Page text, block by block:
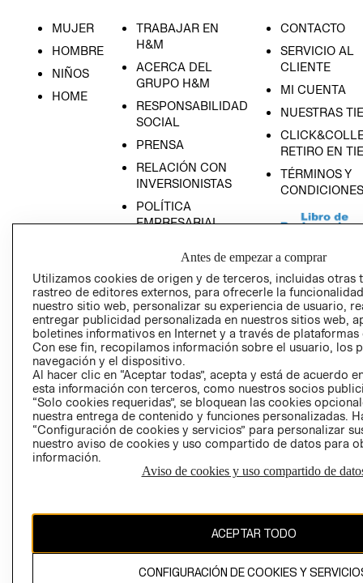
MUJER
HOMBRE
NIÑOS
HOME
TRABAJAR EN
H&M
ACERCA DEL
GRUPO H&M
RESPONSABILIDAD
SOCIAL
PRENSA
RELACIÓN CON
INVERSIONISTAS
POLÍTICA
EMPRESARIAL
CONTACTO
SERVICIO AL
CLIENTE
MI CUENTA
NUESTRAS
RETIRO EN
TÉRMINOS Y
CONDICIONES
AVISO DE
PRIVACIDAD
GIFT CARD
El contenido de esta página web está protegido por copyright y es
Antes de empezar a comprar
Utilizamos cookies de origen y de terceros, incluidas otras
rastreo de editores externos, para ofrecerle la
nuestro sitio web, personalizar su experiencia de usuario,
entregar publicidad personalizada en nuestros sitios web,
boletines informativos en Internet y a través de plataformas
Con ese fin, recopilamos información sobre el usuario, los
navegación y el dispositivo.
Al hacer clic en “Aceptar todas”, acepta y está de acuerdo
esta información con terceros, como nuestros socios
“Solo cookies requeridas”, se bloquean las cookies
nuestra entrega de contenido y funciones personalizadas.
“Configuración de cookies y servicios” para personalizar
nuestro aviso de cookies y uso compartido de datos para
información.
Aviso de cookies y uso compartido de
ACEPTAR TODO
CONFIGURACIÓN DE COOKIES Y